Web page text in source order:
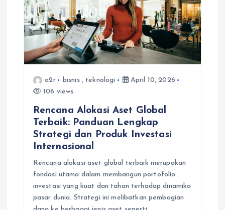
t
o
a2r bisnis, teknologi
April 10, 2026
106 views
Rencana Alokasi Aset Global
Terbaik: Panduan Lengkap
Strategi dan Produk Investasi
Internasional
Rencana alokasi aset global terbaik merupakan
fondasi utama dalam membangun portofolio
investasi yang kuat dan tahan terhadap dinamika
pasar dunia. Strategi ini melibatkan pembagian